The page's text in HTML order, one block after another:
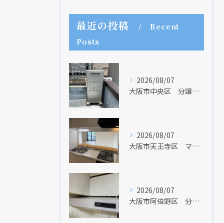
最近の投稿
Recent
Posts
2026/08/07
大阪市中央区 分譲マンションの給湯器取替リフォーム工事 UV除菌機能搭載給湯器
2026/08/07
大阪市天王寺区 マンションのキッチン取替及び内装リフォーム工事 クリナップ
2026/08/07
大阪市阿倍野区 分譲マンションのレンジフード取替リフォーム工事 タカラスタンダード
クリックでチラシのページにジャンプします
クリックでチラシのページにジャンプします